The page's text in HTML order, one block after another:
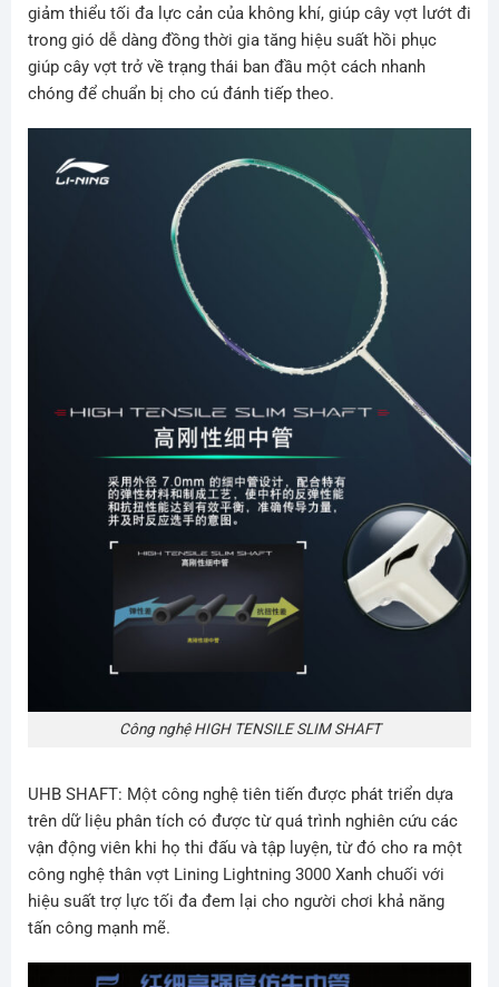
giảm thiểu tối đa lực cản của không khí, giúp cây vợt lướt đi
trong gió dễ dàng đồng thời gia tăng hiệu suất hồi phục
giúp cây vợt trở về trạng thái ban đầu một cách nhanh
chóng để chuẩn bị cho cú đánh tiếp theo.
Công nghệ HIGH TENSILE SLIM SHAFT
UHB SHAFT: Một công nghệ tiên tiến được phát triển dựa
trên dữ liệu phân tích có được từ quá trình nghiên cứu các
vận động viên khi họ thi đấu và tập luyện, từ đó cho ra một
công nghệ thân vợt Lining Lightning 3000 Xanh chuối với
hiệu suất trợ lực tối đa đem lại cho người chơi khả năng
tấn công mạnh mẽ.